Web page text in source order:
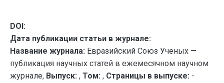
DOI:
Дата публикации статьи в журнале:
Название журнала: Евразийский Союз Ученых —
публикация научных статей в ежемесячном научном
журнале, Выпуск: , Том: , Страницы в выпуске: -